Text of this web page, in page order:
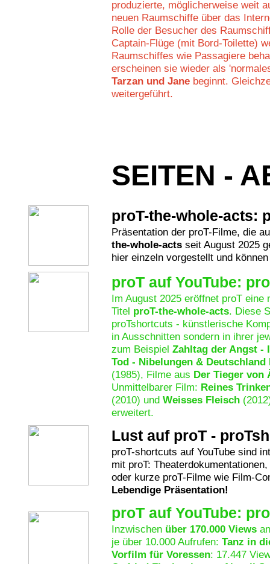
produzierte, möglicherweise weit
neuen Raumschiffe über das
Rolle der Besucher des
Captain-Flüge (mit Bord-Toilette)
Raumschiffes wie Passagiere
erscheinen sie wieder als
Tarzan und Jane beginnt.
weitergeführt.
SEITEN -
proT-the-whole-acts:
Präsentation der proT-Filme, die
the-whole-acts seit August 2025
hier einzeln vorgestellt und
proT auf YouTube:
Im August 2025 eröffnet proT eine
Titel proT-the-whole-acts. Diese
proTshortcuts - künstlerische
in Ausschnitten sondern in ihrer
zum Beispiel Zahltag der Angst -
Tod - Nibelungen & Deutschland
(1985), Filme aus Der Tieger von
Unmittelbarer Film: Reines
(2010) und Weisses Fleisch
erweitert.
Lust auf proT -
proT-shortcuts auf YouTube sind
mit proT:
oder kurze proT-Filme wie Film-
Lebendige Präsentation!
proT auf YouTube:
Inzwischen über 170.000 Views
je über 10.000 Aufrufen: Tanz in
Vorfilm für Voressen: 17.447